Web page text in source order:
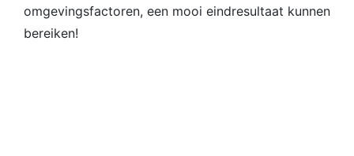
omgevingsfactoren, een mooi eindresultaat kunnen
bereiken!